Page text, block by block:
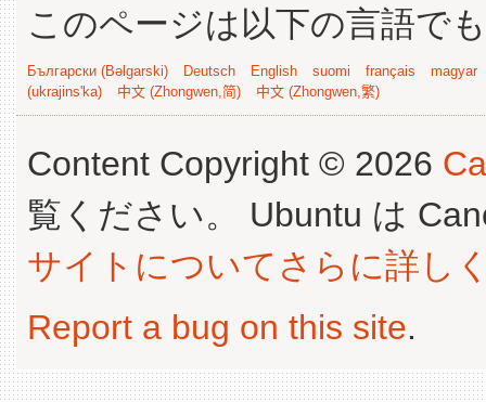
このページは以下の言語で
Български (Bəlgarski) Deutsch English suomi français
magyar
(ukrajins'ka)
中文 (Zhongwen,简) 中文 (Zhongwen,繁)
Content Copyright © 2026
覧ください。 Ubuntu は
サイトについてさらに詳し
Report a bug on this site.